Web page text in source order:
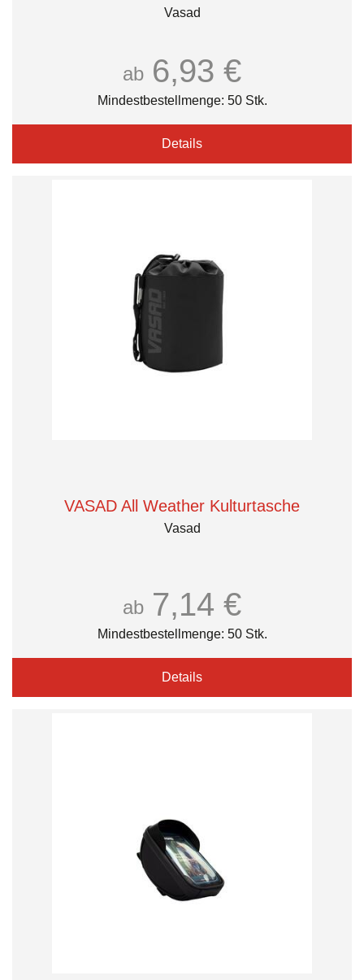
Vasad
ab 6,93 €
Mindestbestellmenge: 50 Stk.
Details
VASAD All Weather Kulturtasche
Vasad
ab 7,14 €
Mindestbestellmenge: 50 Stk.
Details